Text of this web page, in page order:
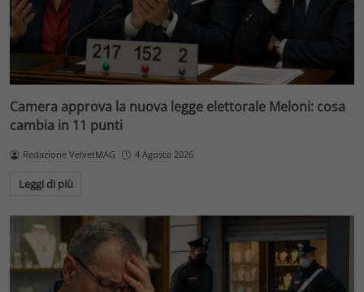
Camera approva la nuova legge elettorale Meloni: cosa
cambia in 11 punti
Redazione VelvetMAG 4 Agosto 2026
Leggi di più